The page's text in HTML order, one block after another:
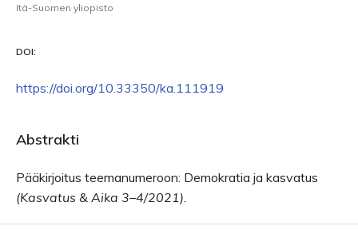
Itä-Suomen yliopisto
DOI:
https://doi.org/10.33350/ka.111919
Abstrakti
Pääkirjoitus teemanumeroon: Demokratia ja kasvatus
(Kasvatus & Aika 3–4/2021).